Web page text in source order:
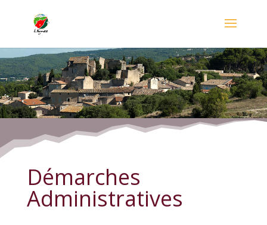
Démarches Administratives
Démarches
Administratives